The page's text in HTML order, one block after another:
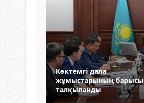
Көктемгі дала
жұмыстарының барысы
талқыланды